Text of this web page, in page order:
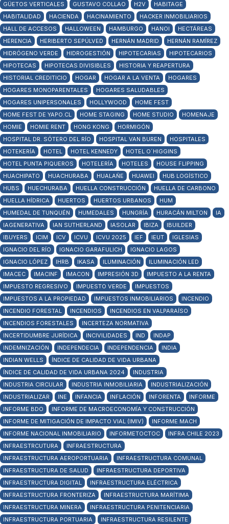
GÜETOS VERTICALES
GUSTAVO COLLAO H2V
HABITAGE
HABITALIDAD
HACIENDA HACINAMIENTO
HACKER INMOBILIARIOS
HALL DE ACCESOS
HALLOWEEN HAMBURGO HANOI
HECTÁREAS
HERENCIA
HERIBERTO SEPÚLVED HERNÁN MADRID
HERNÁN RAMÍREZ
HIDRÓGENO VERDE
HIDROGESTIÓN HIPOTECARIAS
HIPOTECARIOS
HIPOTECAS
HIPOTECAS DIVISIBLES
HISTORIA Y REAPERTURA
HISTORIAL CREDITICIO
HOGAR HOGAR A LA VENTA
HOGARES
HOGARES MONOPARENTALES
HOGARES SALUDABLES
HOGARES UNIPERSONALES
HOLLYWOOD
HOME FEST
HOME FEST DE YAPO.CL
HOME STAGING HOME STUDIO
HOMENAJE
HOMIE
HOMIE RENT HONG KONG
HORMIGÓN
HOSPITAL DR. SÓTERO DEL RÍO
HOSPITAL VAN BUREN
HOSPITALES
HOTEKERÍA
HOTEL HOTEL KENNEDY
HOTEL O´HIGGINS
HOTEL PUNTA PIQUEROS
HOTELERÍA HOTELES
HOUSE FLIPPING
HUACHIPATO
HUACHURABA HUALAÑE HUAWEI
HUB LOGÍSTICO
HUBS
HUECHURABA HUELLA CONSTRUCCIÓN
HUELLA DE CARBONO
HUELLA HÍDRICA
HUERTOS HUERTOS URBANOS
HUM
HUMEDAL DE TUNQUÉN
HUMEDALES HUNGRÍA HURACÁN MILTON
IA
IAGENERATIVA
IAN SUTHERLAND IASOLAR IBIZA
IBUILDER
IBUYERS
ICIM ICV ICVU ICVU 2025 IEF IEUT
IGLESIAS
IGNACIO DEL RÍO
IGNACIO GARAFULICH
IGNACIO LAGOS
IGNACIO LÓPEZ
IHRB IKASA ILUMINACIÓN
ILUMINACIÓN LED
IMACEC
IMACINF IMACON IMPRESIÓN 3D
IMPUESTO A LA RENTA
IMPUESTO REGRESIVO
IMPUESTO VERDE
IMPUESTOS
IMPUESTOS A LA PROPIEDAD
IMPUESTOS INMOBILIARIOS
INCENDIO
INCENDIO FORESTAL
INCENDIOS
INCENDIOS EN VALPARAÍSO
INCENDIOS FORESTALES
INCERTEZA NORMATIVA
INCERTIDUMBRE JURÍDICA
INCIVILIDADES IND
INDAP
INDEMNIZACIÓN
INDEPENDECIA INDEPENDENCIA
INDIA
INDIAN WELLS
ÍNDICE DE CALIDAD DE VIDA URBANA
ÍNDICE DE CALIDAD DE VIDA URBANA 2024
INDUSTRIA
INDUSTRIA CIRCULAR
INDUSTRIA INMOBILIARIA
INDUSTRIALIZACIÓN
INDUSTRIALIZAR
INE INFANCIA INFLACIÓN INFORENTA
INFORME
INFORME BDO
INFORME DE MACROECONOMÍA Y CONSTRUCCIÓN
INFORME DE MITIGACIÓN DE IMPACTO VIAL (IMIV)
INFORME MACH
INFORME NACIONAL INMOBILIARIO
INFORMETOCTOC
INFRA CHILE 2023
INFRAESTRCUTURA
INFRAESTRUCTURA
INFRAESTRUCTURA AEROPORTUARIA
INFRAESTRUCTURA COMUNAL
INFRAESTRUCTURA DE SALUD
INFRAESTRUCTURA DEPORTIVA
INFRAESTRUCTURA DIGITAL
INFRAESTRUCTURA ELÉCTRICA
INFRAESTRUCTURA FRONTERIZA
INFRAESTRUCTURA MARÍTIMA
INFRAESTRUCTURA MINERA
INFRAESTRUCTURA PENITENCIARIA
INFRAESTRUCTURA PORTUARIA
INFRAESTRUCTURA RESILENTE